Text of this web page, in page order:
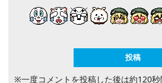
※一度コメントを投稿した後は約120秒